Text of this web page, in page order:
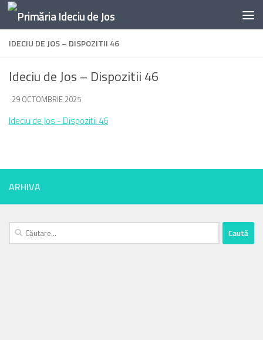
Skip to content
IDECIU DE JOS – DISPOZITII 46
Ideciu de Jos – Dispozitii 46
DE ·
29 OCTOMBRIE 2025
Ideciu de Jos - Dispozitii 46
ARHIVA
Caută
după: